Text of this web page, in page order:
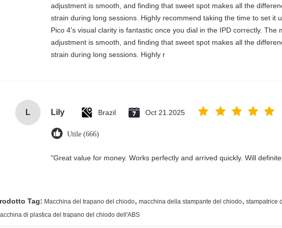
adjustment is smooth, and finding that sweet spot makes all the
strain during long sessions. Highly recommend taking the time to set it
Pico 4's visual clarity is fantastic once you dial in the IPD correctly. The
adjustment is smooth, and finding that sweet spot makes all the
strain during long sessions. Highly r
L Lily Brazil Oct 21.2025
Utile (666)
"Great value for money. Works perfectly and arrived quickly. Will
Tag: Macchina del trapano del chiodo, macchina della stampante del chiodo, stampatrice
di plastica del trapano del chiodo dell'ABS